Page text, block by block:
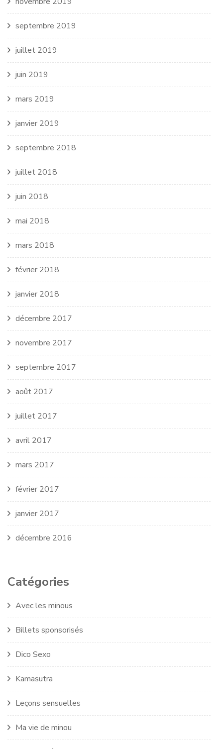
septembre 2019
juillet 2019
juin 2019
mars 2019
janvier 2019
septembre 2018
juillet 2018
juin 2018
mai 2018
mars 2018
février 2018
janvier 2018
décembre 2017
novembre 2017
septembre 2017
août 2017
juillet 2017
avril 2017
mars 2017
février 2017
janvier 2017
décembre 2016
Catégories
Avec les minous
Billets sponsorisés
Dico Sexo
Kamasutra
Leçons sensuelles
Ma vie de minou